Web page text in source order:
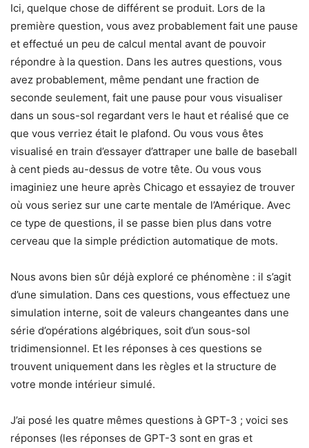
Ici, quelque chose de différent se produit. Lors de la
première question, vous avez probablement fait une pause
et effectué un peu de calcul mental avant de pouvoir
répondre à la question. Dans les autres questions, vous
avez probablement, même pendant une fraction de
seconde seulement, fait une pause pour vous visualiser
dans un sous-sol regardant vers le haut et réalisé que ce
que vous verriez était le plafond. Ou vous vous êtes
visualisé en train d’essayer d’attraper une balle de baseball
à cent pieds au-dessus de votre tête. Ou vous vous
imaginiez une heure après Chicago et essayiez de trouver
où vous seriez sur une carte mentale de l’Amérique. Avec
ce type de questions, il se passe bien plus dans votre
cerveau que la simple prédiction automatique de mots.
Nous avons bien sûr déjà exploré ce phénomène : il s’agit
d’une simulation. Dans ces questions, vous effectuez une
simulation interne, soit de valeurs changeantes dans une
série d’opérations algébriques, soit d’un sous-sol
tridimensionnel. Et les réponses à ces questions se
trouvent uniquement dans les règles et la structure de
votre monde intérieur simulé.
J’ai posé les quatre mêmes questions à GPT-3 ; voici ses
réponses (les réponses de GPT-3 sont en gras et